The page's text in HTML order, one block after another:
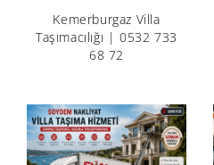
Kemerburgaz Villa
Taşımacılığı | 0532 733
68 72